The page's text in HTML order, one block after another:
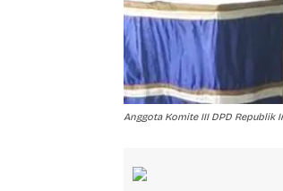
Anggota Komite III DPD Republik